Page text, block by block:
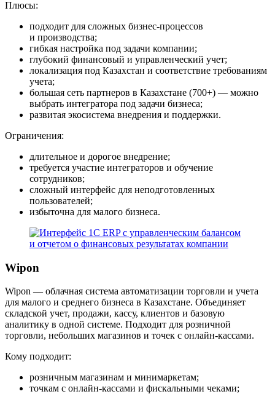
Плюсы:
подходит для сложных бизнес-процессов
и производства;
гибкая настройка под задачи компании;
глубокий финансовый и управленческий учет;
локализация под Казахстан и соответствие требованиям
учета;
большая сеть партнеров в Казахстане (700+) — можно
выбрать интегратора под задачи бизнеса;
развитая экосистема внедрения и поддержки.
Ограничения:
длительное и дорогое внедрение;
требуется участие интеграторов и обучение
сотрудников;
сложный интерфейс для неподготовленных
пользователей;
избыточна для малого бизнеса.
Wipon
Wipon — облачная система автоматизации торговли и учета
для малого и среднего бизнеса в Казахстане. Объединяет
складской учет, продажи, кассу, клиентов и базовую
аналитику в одной системе. Подходит для розничной
торговли, небольших магазинов и точек с онлайн-кассами.
Кому подходит:
розничным магазинам и минимаркетам;
точкам с онлайн-кассами и фискальными чеками;